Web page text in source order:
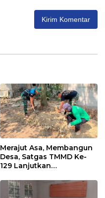
Merajut Asa, Membangun
Desa, Satgas TMMD Ke-
129 Lanjutkan